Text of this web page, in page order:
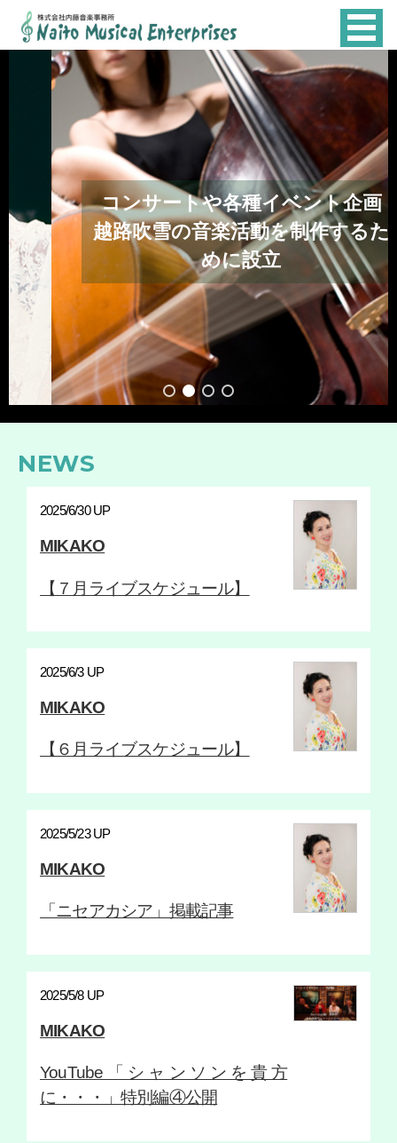
NAITO
MUSICAL
ENTERPRISES
コンサートや各種イベント企画
越路吹雪の音楽活動を制作するた
めに設立
NEWS
2025/6/30 UP
MIKAKO
【７月ライブスケジュール】
2025/6/3 UP
MIKAKO
【６月ライブスケジュール】
2025/5/23 UP
MIKAKO
「ニセアカシア」掲載記事
2025/5/8 UP
MIKAKO
YouTube「シャンソンを貴方
に・・・」特別編④公開